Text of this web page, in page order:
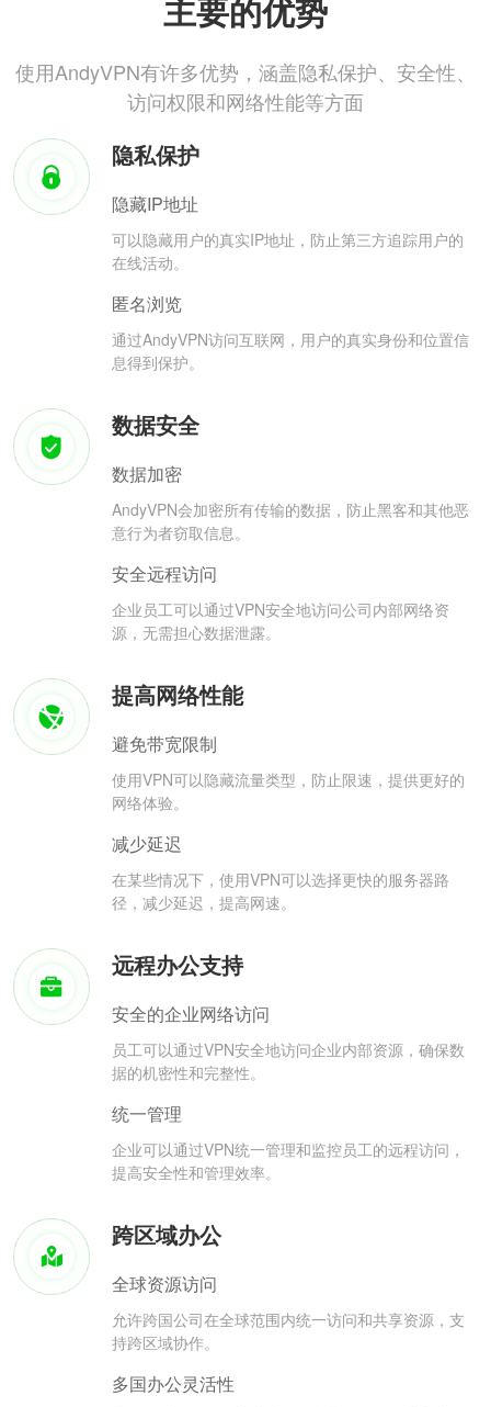
主要的优势
使用AndyVPN有许多优势，涵盖隐私保护、安全性、
访问权限和网络性能等方面
隐私保护
隐藏IP地址
可以隐藏用户的真实IP地址，防止第三方追踪用户的
在线活动。
匿名浏览
通过AndyVPN访问互联网，用户的真实身份和位置信
息得到保护。
数据安全
数据加密
AndyVPN会加密所有传输的数据，防止黑客和其他恶
意行为者窃取信息。
安全远程访问
企业员工可以通过VPN安全地访问公司内部网络资
源，无需担心数据泄露。
提高网络性能
避免带宽限制
使用VPN可以隐藏流量类型，防止限速，提供更好的
网络体验。
减少延迟
在某些情况下，使用VPN可以选择更快的服务器路
径，减少延迟，提高网速。
远程办公支持
安全的企业网络访问
员工可以通过VPN安全地访问企业内部资源，确保数
据的机密性和完整性。
统一管理
企业可以通过VPN统一管理和监控员工的远程访问，
提高安全性和管理效率。
跨区域办公
全球资源访问
允许跨国公司在全球范围内统一访问和共享资源，支
持跨区域协作。
多国办公灵活性